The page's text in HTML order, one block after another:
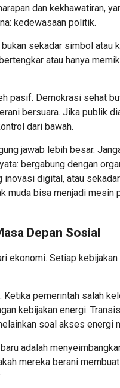
dan kekhawatiran,
kedewasaan politik.
sekadar simbol atau
atau hanya
pasif. Demokrasi sehat
bersuara. Jika publik
dari bawah.
jawab lebih besar.
bergabung dengan
inovasi digital, atau
muda bisa menjadi mesin
Depan Sosial
ekonomi. Setiap
Ketika pemerintah salah
kebijakan energi.
soal akses energi
adalah
mereka berani